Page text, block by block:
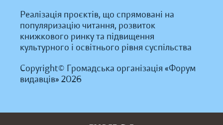
Реалізація проєктів, що спрямовані на
популяризацію читання, розвиток
книжкового ринку та підвищення
культурного і освітнього рівня суспільства
Copyright© Громадська організація «Форум
видавців» 2026